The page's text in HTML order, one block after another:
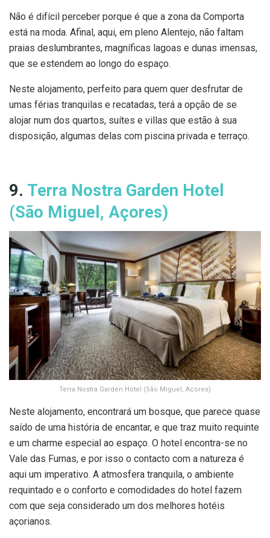
Não é difícil perceber porque é que a zona da Comporta
está na moda. Afinal, aqui, em pleno Alentejo, não faltam
praias deslumbrantes, magníficas lagoas e dunas imensas,
que se estendem ao longo do espaço.
Neste alojamento, perfeito para quem quer desfrutar de
umas férias tranquilas e recatadas, terá a opção de se
alojar num dos quartos, suítes e villas que estão à sua
disposição, algumas delas com piscina privada e terraço.
9. Terra Nostra Garden Hotel
(São Miguel, Açores)
Terra Nostra Garden Hotel (São Miguel, Açores)
Neste alojamento, encontrará um bosque, que parece quase
saído de uma história de encantar, e que traz muito requinte
e um charme especial ao espaço. O hotel encontra-se no
Vale das Furnas, e por isso o contacto com a natureza é
aqui um imperativo. A atmosfera tranquila, o ambiente
requintado e o conforto e comodidades do hotel fazem
com que seja considerado um dos melhores hotéis
açorianos.